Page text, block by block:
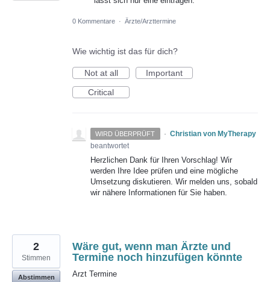
0 Kommentare · Ärzte/Arzttermine
Wie wichtig ist das für dich?
Not at all
Important
Critical
WIRD ÜBERPRÜFT · Christian von MyTherapy
beantwortet
Herzlichen Dank für Ihren Vorschlag! Wir
werden Ihre Idee prüfen und eine mögliche
Umsetzung diskutieren. Wir melden uns, sobald
wir nähere Informationen für Sie haben.
Wäre gut, wenn man Ärzte und
Termine noch hinzufügen könnte
Arzt Termine
2
Stimmen
Abstimmen